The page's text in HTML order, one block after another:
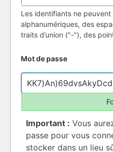
Les identifiants ne
alphanumériques, des
traits d’union ("-"), des
Mot de passe
Important : Vous
passe pour vous
stocker dans un lieu